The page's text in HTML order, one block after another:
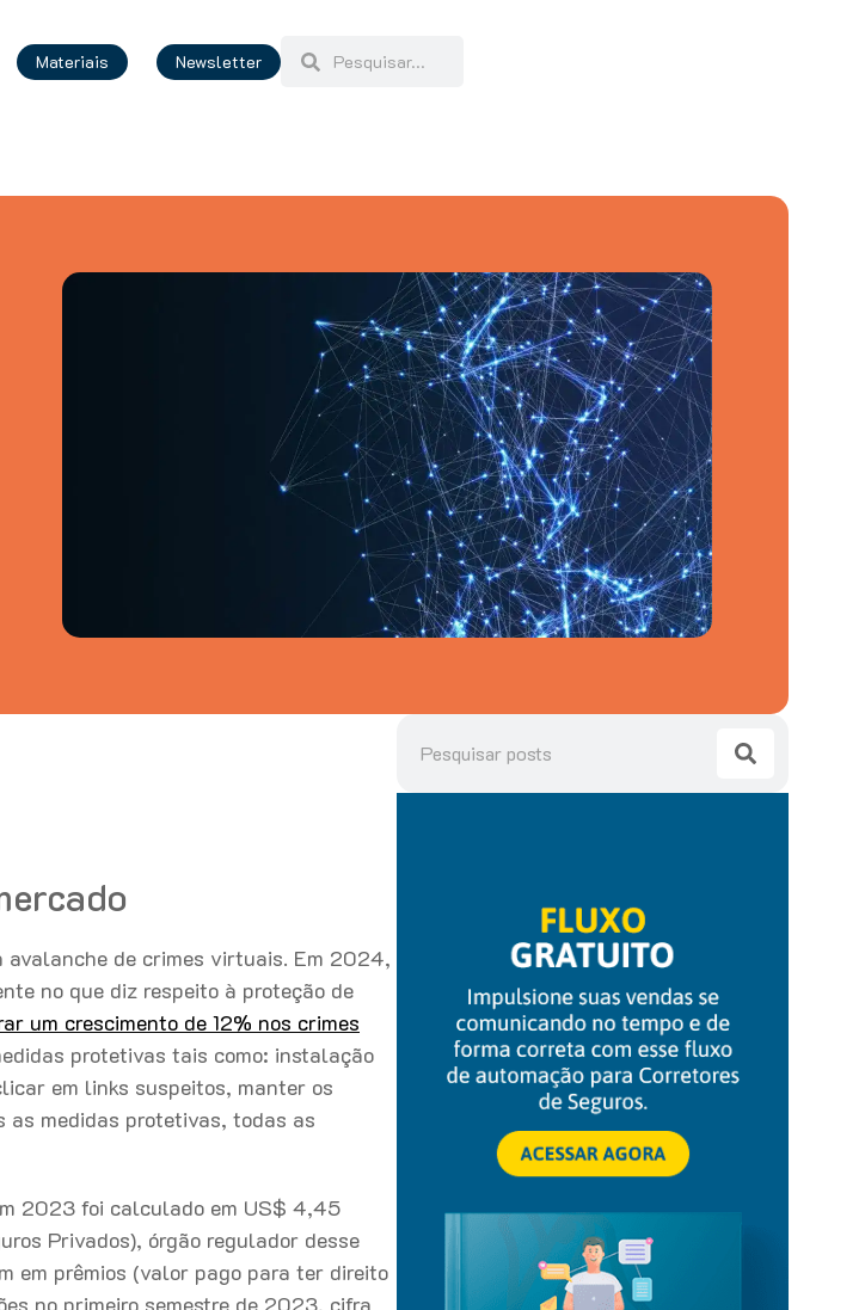
Materiais Newsletter
avalanche de crimes virtuais. Em 2024,
no que diz respeito à proteção de
um crescimento de 12% nos crimes
protetivas tais como: instalação
em links suspeitos, manter os
as medidas protetivas, todas as
2023 foi calculado em US$ 4,45
Privados), órgão regulador desse
em prêmios (valor pago para ter direito
no primeiro semestre de 2023, cifra